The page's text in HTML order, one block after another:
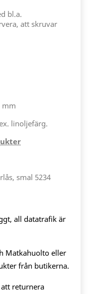
bl.a.
att skruvar
mm
linoljefärg.
smal 5234
all datatrafik är
Matkahuolto eller
från butikerna.
returnera